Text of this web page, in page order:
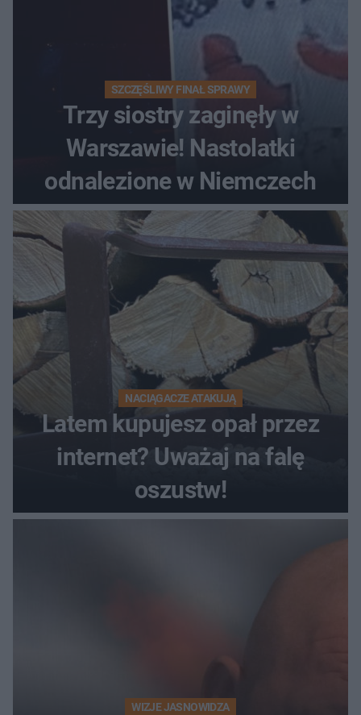
SZCZĘŚLIWY FINAŁ SPRAWY
Trzy siostry zaginęły w
Warszawie! Nastolatki
odnalezione w Niemczech
NACIĄGACZE ATAKUJĄ
Latem kupujesz opał przez
internet? Uważaj na falę
oszustw!
WIZJE JASNOWIDZA